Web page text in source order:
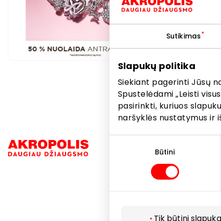
Sutikimas
Slapukų politika
Siekiant pagerinti Jūsų
Spustelėdami „Leisti
pasirinkti, kuriuos
naršyklės nustatymus ir
Būtini
Tik būtini
Paslaugos